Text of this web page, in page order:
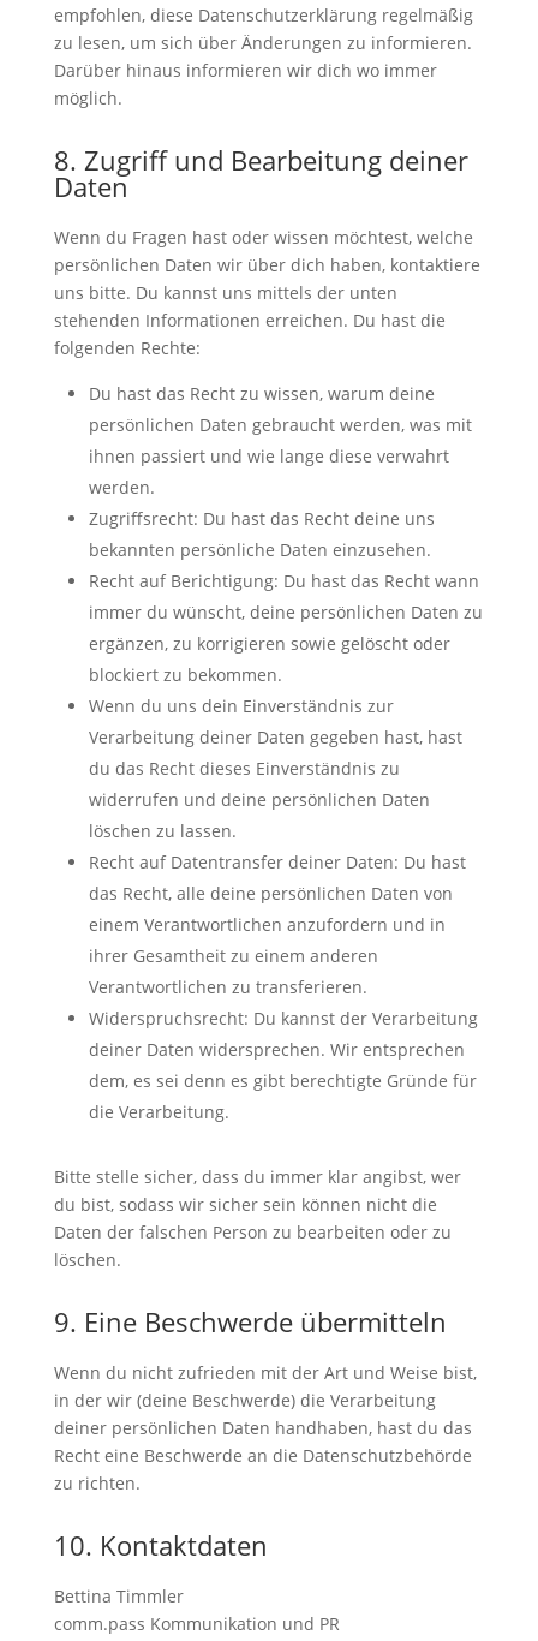
empfohlen, diese Datenschutzerklärung regelmäßig
zu lesen, um sich über Änderungen zu informieren.
Darüber hinaus informieren wir dich wo immer
möglich.
8. Zugriff und Bearbeitung deiner
Daten
Wenn du Fragen hast oder wissen möchtest, welche
persönlichen Daten wir über dich haben, kontaktiere
uns bitte. Du kannst uns mittels der unten
stehenden Informationen erreichen. Du hast die
folgenden Rechte:
Du hast das Recht zu wissen, warum deine
persönlichen Daten gebraucht werden, was mit
ihnen passiert und wie lange diese verwahrt
werden.
Zugriffsrecht: Du hast das Recht deine uns
bekannten persönliche Daten einzusehen.
Recht auf Berichtigung: Du hast das Recht wann
immer du wünscht, deine persönlichen Daten zu
ergänzen, zu korrigieren sowie gelöscht oder
blockiert zu bekommen.
Wenn du uns dein Einverständnis zur
Verarbeitung deiner Daten gegeben hast, hast
du das Recht dieses Einverständnis zu
widerrufen und deine persönlichen Daten
löschen zu lassen.
Recht auf Datentransfer deiner Daten: Du hast
das Recht, alle deine persönlichen Daten von
einem Verantwortlichen anzufordern und in
ihrer Gesamtheit zu einem anderen
Verantwortlichen zu transferieren.
Widerspruchsrecht: Du kannst der Verarbeitung
deiner Daten widersprechen. Wir entsprechen
dem, es sei denn es gibt berechtigte Gründe für
die Verarbeitung.
Bitte stelle sicher, dass du immer klar angibst, wer
du bist, sodass wir sicher sein können nicht die
Daten der falschen Person zu bearbeiten oder zu
löschen.
9. Eine Beschwerde übermitteln
Wenn du nicht zufrieden mit der Art und Weise bist,
in der wir (deine Beschwerde) die Verarbeitung
deiner persönlichen Daten handhaben, hast du das
Recht eine Beschwerde an die Datenschutzbehörde
zu richten.
10. Kontaktdaten
Bettina Timmler
comm.pass Kommunikation und PR